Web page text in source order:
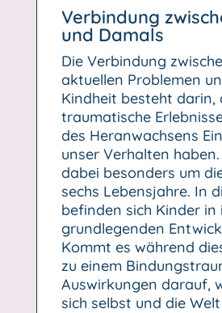
Verbindung
und Damals
Die Verbindung
aktuellen Problemen
Kindheit besteht darin,
traumatische
des Heranwachsens
unser Verhalten
dabei besonders um
sechs Lebensjahre. In
befinden sich Kinder in
grundlegenden
Kommt es während
zu einem
Auswirkungen darauf,
sich selbst und die